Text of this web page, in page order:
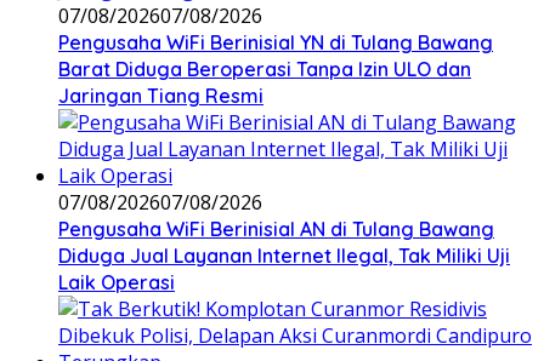
07/08/202607/08/2026
Pengusaha WiFi Berinisial YN di Tulang Bawang
Barat Diduga Beroperasi Tanpa Izin ULO dan
Jaringan Tiang Resmi
07/08/202607/08/2026
Pengusaha WiFi Berinisial AN di Tulang Bawang
Diduga Jual Layanan Internet Ilegal, Tak Miliki Uji
Laik Operasi